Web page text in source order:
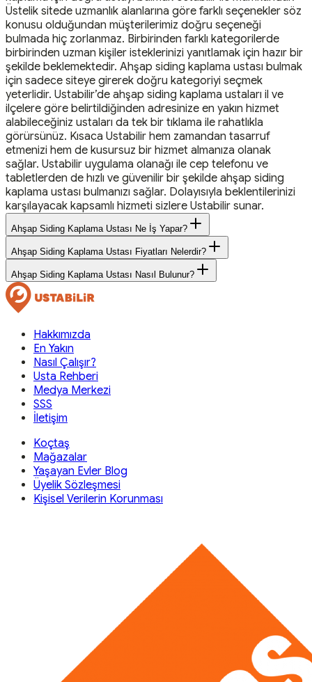
Üstelik sitede uzmanlık alanlarına göre farklı seçenekler söz
konusu olduğundan müşterilerimiz doğru seçeneği
bulmada hiç zorlanmaz. Birbirinden farklı kategorilerde
birbirinden uzman kişiler isteklerinizi yanıtlamak için hazır bir
şekilde beklemektedir. Ahşap siding kaplama ustası bulmak
için sadece siteye girerek doğru kategoriyi seçmek
yeterlidir. Ustabilir’de ahşap siding kaplama ustaları il ve
ilçelere göre belirtildiğinden adresinize en yakın hizmet
alabileceğiniz ustaları da tek bir tıklama ile rahatlıkla
görürsünüz. Kısaca Ustabilir hem zamandan tasarruf
etmenizi hem de kusursuz bir hizmet almanıza olanak
sağlar. Ustabilir uygulama olanağı ile cep telefonu ve
tabletlerden de hızlı ve güvenilir bir şekilde ahşap siding
kaplama ustası bulmanızı sağlar. Dolayısıyla beklentilerinizi
karşılayacak kapsamlı hizmeti sizlere Ustabilir sunar.
Ahşap Siding Kaplama Ustası Ne İş Yapar?
Ahşap Siding Kaplama Ustası Fiyatları Nelerdir?
Ahşap Siding Kaplama Ustası Nasıl Bulunur?
Hakkımızda
En Yakın
Nasıl Çalışır?
Usta Rehberi
Medya Merkezi
SSS
İletişim
Koçtaş
Mağazalar
Yaşayan Evler Blog
Üyelik Sözleşmesi
Kişisel Verilerin Korunması